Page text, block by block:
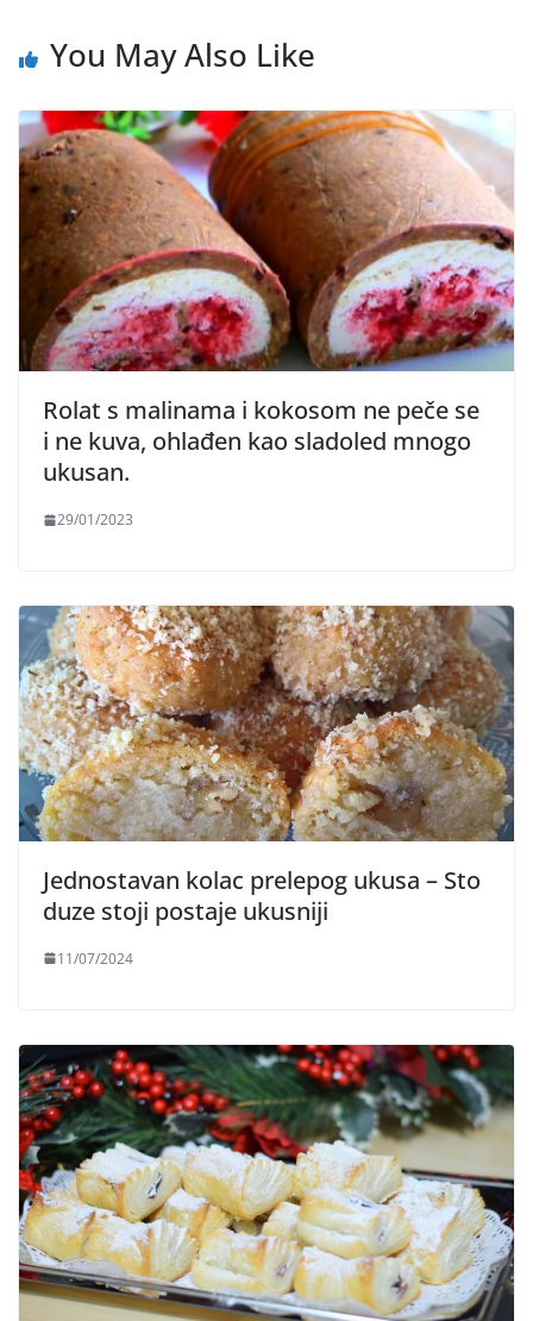
You May Also Like
Rolat s malinama i kokosom ne peče se
i ne kuva, ohlađen kao sladoled mnogo
ukusan.
29/01/2023
Jednostavan kolac prelepog ukusa – Sto
duze stoji postaje ukusniji
11/07/2024